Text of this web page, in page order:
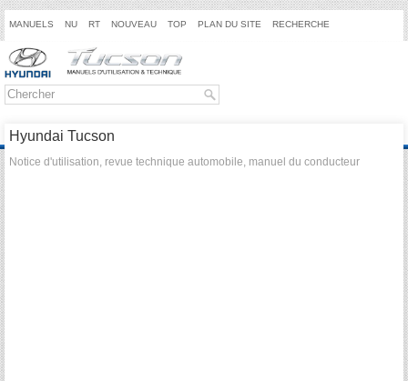
MANUELS NU RT NOUVEAU TOP PLAN DU SITE RECHERCHE
Hyundai Tucson
Notice d'utilisation, revue technique automobile, manuel du conducteur